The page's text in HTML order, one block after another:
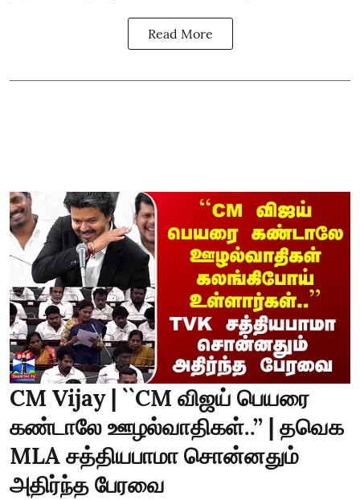
Read More
CM Vijay | ``CM விஜய் பெயரை
கண்டாலே ஊழல்வாதிகள்..’’ | தவெக
MLA சத்தியபாமா சொன்னதும்
அதிர்ந்த பேரவை